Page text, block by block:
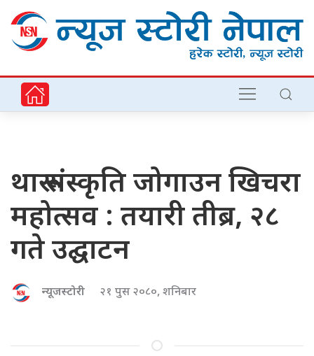
थारू संस्कृति जोगाउन खिचरा
महोत्सव : तयारी तीब्र, २८
गते उद्घाटन
न्यूजस्टोरी २१ पुस २०८०, शनिबार